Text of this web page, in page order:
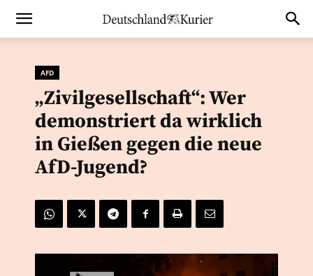
AFD
„Zivilgesellschaft“: Wer
demonstriert da wirklich
in Gießen gegen die neue
AfD-Jugend?